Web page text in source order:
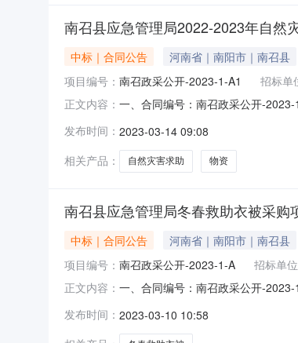
南召县应急管理局2022-2023年自然
中标｜合同公告 河南省｜南阳市｜南召县
项目编号： 南召政采公开-2023-1-A1 招标单
正文内容： 一、合同编号：南召政采公开-
能科技有限公司企业规模：小型地
发布时间： 2023-03-14 09:08
相关产品：
自然灾害求助 物资
南召县应急管理局冬春救助衣被采购
中标｜合同公告 河南省｜南阳市｜南召县
项目编号： 南召政采公开-2023-1-A 招标单位
正文内容： 一、合同编号：南召政采公开-
址：河南省郑州市高新技术产业开
发布时间： 2023-03-10 10:58